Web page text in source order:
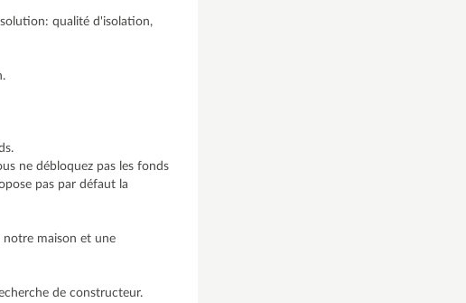
qualité d'isolation,
ne débloquez pas les fonds
pas par défaut la
notre maison et une
de constructeur.